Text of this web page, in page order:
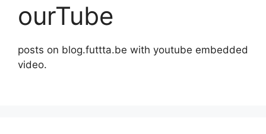
ourTube
posts on blog.futtta.be with youtube embedded
video.